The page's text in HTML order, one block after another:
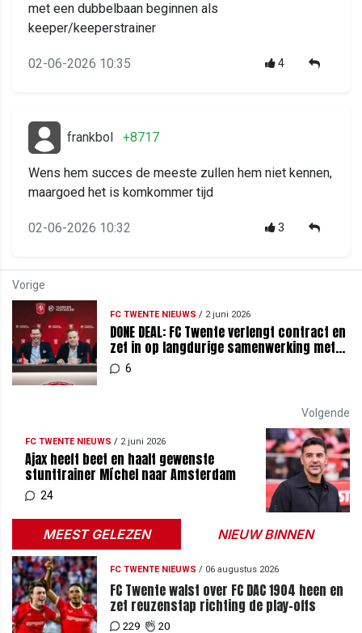
met een dubbelbaan beginnen als
keeper/keeperstrainer
02-06-2026 10:35 4
frankbol +8717
Wens hem succes de meeste zullen hem niet kennen,
maargoed het is komkommer tijd
02-06-2026 10:32 3
Vorige
FC TWENTE NIEUWS / 2 juni 2026
DONE DEAL: FC Twente verlengt contract en
zet in op langdurige samenwerking met
partner
6
Volgende
FC TWENTE NIEUWS / 2 juni 2026
Ajax heeft beet en haalt gewenste
stunttrainer Míchel naar Amsterdam
24
MEEST GELEZEN NIEUW BINNEN
FC TWENTE NIEUWS / 06 augustus 2026
FC Twente walst over FC DAC 1904 heen en
zet reuzenstap richting de play-offs
229 20